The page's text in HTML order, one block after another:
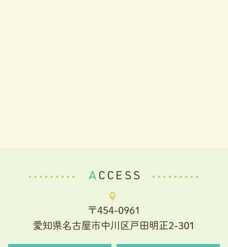
ACCESS
〒454-0961
愛知県名古屋市中川区戸田明正2-301